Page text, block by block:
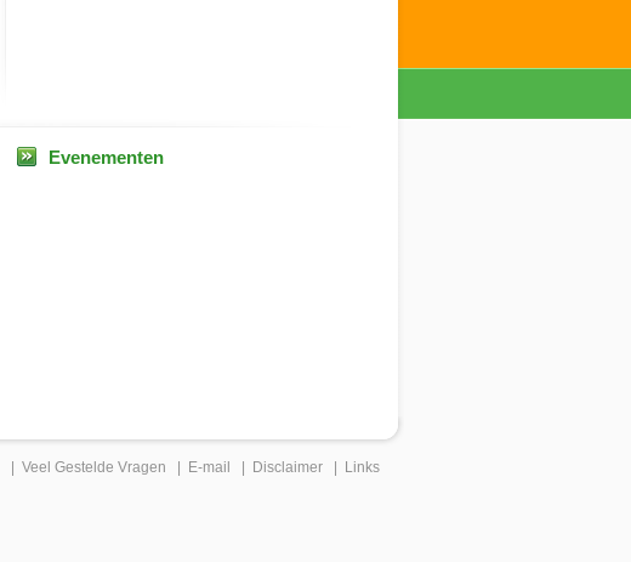
Evenementen
Veel Gestelde Vragen E-mail Disclaimer Links